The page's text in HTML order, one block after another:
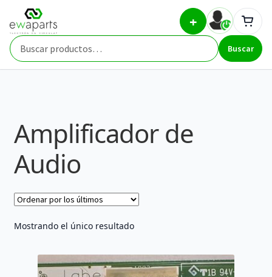
navegación
contenido
Buscar
por:
Buscar
+
Inicio Amplificador de Audio
Amplificador de
Audio
Mostrando el único resultado